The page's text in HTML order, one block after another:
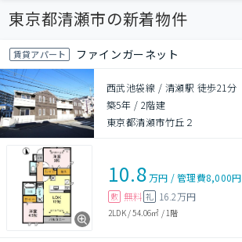
東京都清瀬市の新着物件
賃貸アパート ファインガーネット
西武池袋線 / 清瀬駅 徒歩21分
築5年 / 2階建
東京都清瀬市竹丘２
10.8万円 /管理費8,000円
敷 無料 礼 16.2万円
2LDK/54.06㎡ / 1階